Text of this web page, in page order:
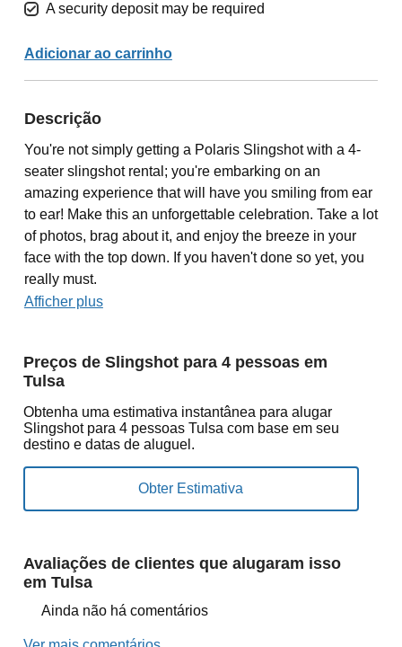
A security deposit may be required
Adicionar ao carrinho
Descrição
You're not simply getting a Polaris Slingshot with a 4-
seater slingshot rental; you're embarking on an
amazing experience that will have you smiling from ear
to ear! Make this an unforgettable celebration. Take a lot
of photos, brag about it, and enjoy the breeze in your
face with the top down. If you haven't done so yet, you
really must.
Afficher plus
Preços de Slingshot para 4 pessoas em
Tulsa
Obtenha uma estimativa instantânea para alugar
Slingshot para 4 pessoas Tulsa com base em seu
destino e datas de aluguel.
Avaliações de clientes que alugaram isso
em Tulsa
Ainda não há comentários